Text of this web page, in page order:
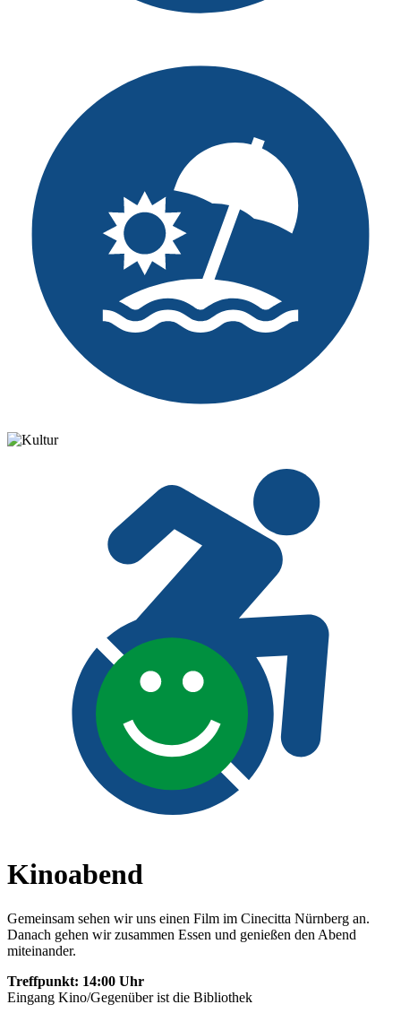
Kinoabend
Gemeinsam sehen wir uns einen Film im Cinecitta Nürnberg an.
Danach gehen wir zusammen Essen und genießen den Abend
miteinander.
Treffpunkt: 14:00 Uhr
Eingang Kino/Gegenüber ist die Bibliothek